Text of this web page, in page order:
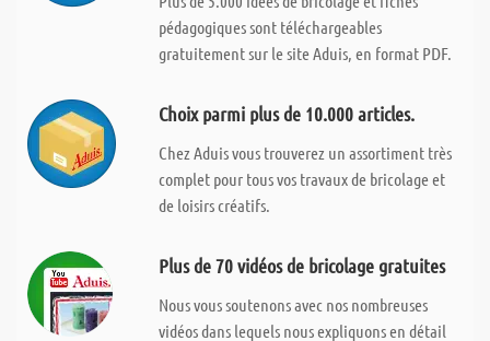
pédagogiques sont téléchargeables
gratuitement sur le site Aduis, en format PDF.
Choix parmi plus de 10.000 articles.
Chez Aduis vous trouverez un assortiment très
complet pour tous vos travaux de bricolage et
de loisirs créatifs.
Plus de 70 vidéos de bricolage gratuites
Nous vous soutenons avec nos nombreuses
vidéos dans lequels nous expliquons en détail